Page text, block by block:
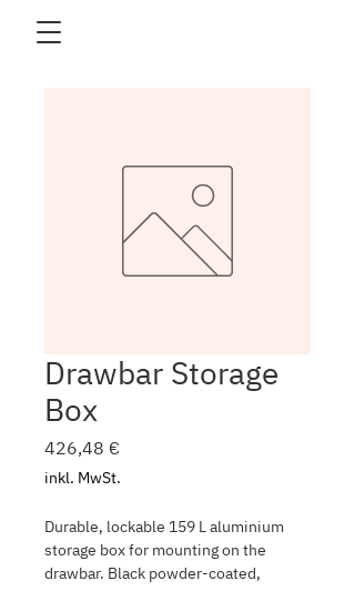
Drawbar Storage
Box
426,48 €
inkl. MwSt.
Durable, lockable 159 L aluminium
storage box for mounting on the
drawbar. Black powder-coated,